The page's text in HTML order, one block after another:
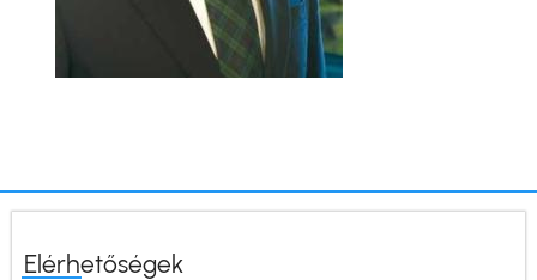
Elérhetőségek